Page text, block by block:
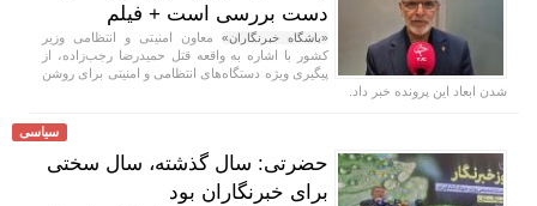
دست بررسی است + فیلم
«باشگاه خبرنگاران» معاون امنیتی و انتظامی وزیر
کشور با اشاره به واقعه قتل حمیدرضا رجب‌زاده، از
پیگیری ویژه دستگاه‌های انتظامی و امنیتی برای روشن
شدن ابعاد این پرونده خبر داد.
سیاسی
حضرتی: سال گذشته، سال سختی
برای خبرنگاران بود